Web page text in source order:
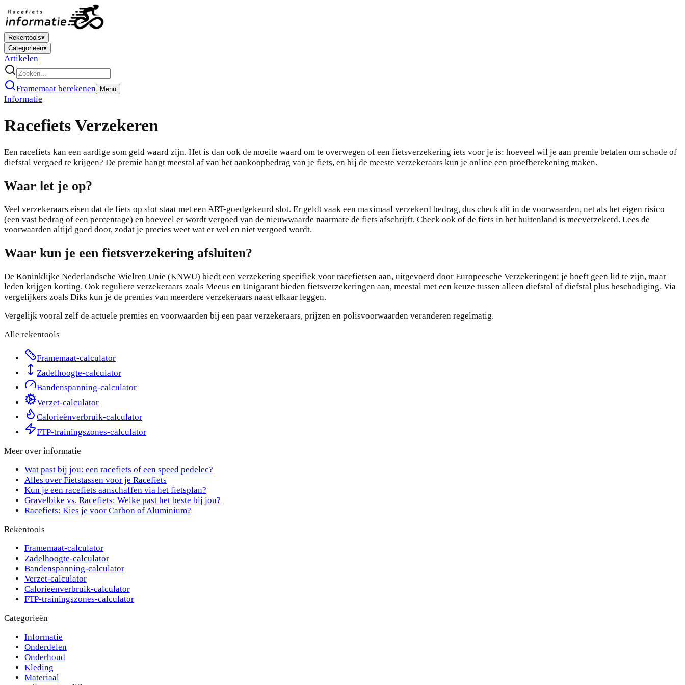
Rekentools▾
Categorieën▾
Artikelen
Framemaat berekenen Menu
Informatie
Racefiets Verzekeren
Een racefiets kan een aardige som geld waard zijn. Het is dan ook de moeite waard om te overwegen of een fietsverzekering iets voor je is: hoeveel wil je aan premie betalen om schade of
diefstal vergoed te krijgen? De premie hangt meestal af van het aankoopbedrag van je fiets, en bij de meeste verzekeraars kun je online een proefberekening maken.
Waar let je op?
Veel verzekeraars eisen dat de fiets op slot staat met een ART-goedgekeurd slot. Er geldt vaak een maximaal verzekerd bedrag, dus check dit in de voorwaarden, net als het eigen risico
(een vast bedrag of een percentage) en hoeveel er wordt vergoed van de nieuwwaarde naarmate de fiets afschrijft. Check ook of de fiets in het buitenland is meeverzekerd. Lees de
voorwaarden altijd goed door, zodat je precies weet wat er wel en niet vergoed wordt.
Waar kun je een fietsverzekering afsluiten?
De Koninklijke Nederlandsche Wielren Unie (KNWU) biedt een verzekering specifiek voor racefietsen aan, uitgevoerd door Europeesche Verzekeringen; je hoeft geen lid te zijn, maar
leden krijgen korting. Ook reguliere verzekeraars zoals Meeus en Unigarant bieden fietsverzekeringen aan, meestal met een keuze tussen alleen diefstal of diefstal plus beschadiging. Via
vergelijkers zoals Diks kun je de premies van meerdere verzekeraars naast elkaar leggen.
Vergelijk vooral zelf de actuele premies en voorwaarden bij een paar verzekeraars, prijzen en polisvoorwaarden veranderen regelmatig.
Alle rekentools
Framemaat-calculator
Zadelhoogte-calculator
Bandenspanning-calculator
Verzet-calculator
Calorieënverbruik-calculator
FTP-trainingszones-calculator
Meer over informatie
Wat past bij jou: een racefiets of een speed pedelec?
Alles over Fietstassen voor je Racefiets
Kun je een racefiets aanschaffen via het fietsplan?
Gravelbike vs. Racefiets: Welke past het beste bij jou?
Racefiets: Kies je voor Carbon of Aluminium?
Rekentools
Framemaat-calculator
Zadelhoogte-calculator
Bandenspanning-calculator
Verzet-calculator
Calorieënverbruik-calculator
FTP-trainingszones-calculator
Categorieën
Informatie
Onderdelen
Onderhoud
Kleding
Materiaal